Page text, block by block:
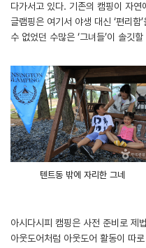
다가서고 있다. 기존의 캠핑이 자
글램핑은 여기서 야생 대신 ‘편리
수 없었던 수많은 ‘그녀들’이 솔깃
텐트동 밖에 자리한 그네
아시다시피 캠핑은 사전 준비로 제
아웃도어처럼 아웃도어 활동이 따